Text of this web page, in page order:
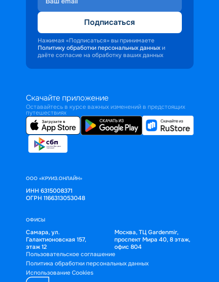
Подписаться
Нажимая «Подписаться» вы принимаете
Политику обработки персональных данных и
даёте согласие на обработку ваших данных
Скачайте приложение
Оставайтесь в курсе важных изменений в предстоящих
путешествиях
ООО «КРУИЗ.ОНЛАЙН»
ИНН 6315008371
ОГРН 1166313053048
ОФИСЫ
Самара, ул.
Галактионовская 157,
этаж 12
Москва, ТЦ Gardenmir,
проспект Мира 40, 8 этаж,
офис 804
Пользовательское соглашение
Политика обработки персональных данных
Использование Cookies